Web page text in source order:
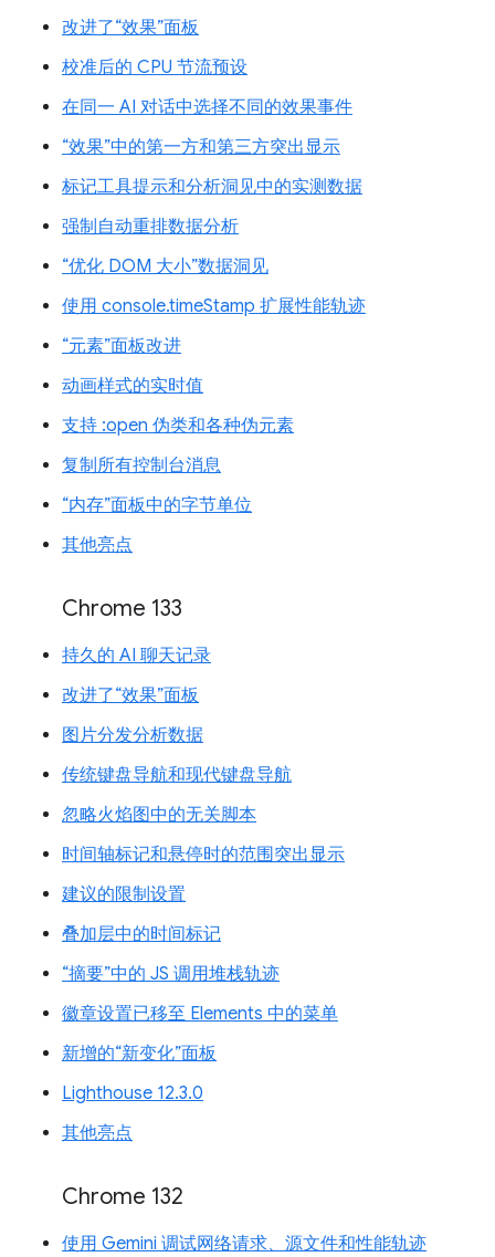
改进了“效果”面板
校准后的 CPU 节流预设
在同一 AI 对话中选择不同的效果事件
“效果”中的第一方和第三方突出显示
标记工具提示和分析洞见中的实测数据
强制自动重排数据分析
“优化 DOM 大小”数据洞见
使用 console.timeStamp 扩展性能轨迹
“元素”面板改进
动画样式的实时值
支持 :open 伪类和各种伪元素
复制所有控制台消息
“内存”面板中的字节单位
其他亮点
Chrome 133
持久的 AI 聊天记录
改进了“效果”面板
图片分发分析数据
传统键盘导航和现代键盘导航
忽略火焰图中的无关脚本
时间轴标记和悬停时的范围突出显示
建议的限制设置
叠加层中的时间标记
“摘要”中的 JS 调用堆栈轨迹
徽章设置已移至 Elements 中的菜单
新增的“新变化”面板
Lighthouse 12.3.0
其他亮点
Chrome 132
使用 Gemini 调试网络请求、源文件和性能轨迹